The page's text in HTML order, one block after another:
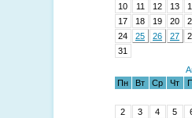
10
11 12 13
17
18 19 20
24
25 26 27
31
Пн
Вт Ср Чт
2 3 4 5